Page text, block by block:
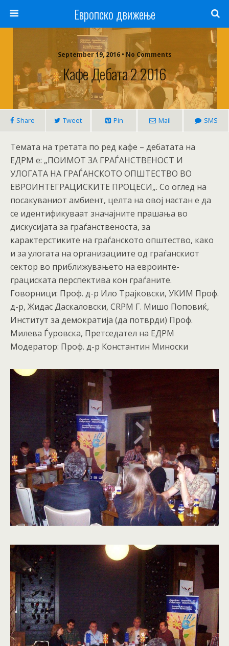
Европско движење
September 19, 2016 • No Comments
Кафе Дебата 2 2016
Share Tweet Pin Mail SMS
Темата на третата по ред кафе – дебатата на
ЕДРМ е: „ПОИМОТ ЗА ГРАЃАНСТВЕНОСТ И
УЛОГАТА НА ГРАЃАНСКОТО ОПШТЕСТВО ВО
ЕВРОИНТЕГРАЦИСКИТЕ ПРОЦЕСИ„. Со оглед на
посакуваниот амбиент, целта на овој настан е да
се идентификуваат значајните прашања во
дискусијата за граѓанственоста, за
карактерстиките на граѓанското општество, како
и за улогата на организациите од граѓанскиот
сектор во приближувањето на евроинте-
грациската перспектива кон граѓаните.
Говорници: Проф. д-р Ило Трајковски, УКИМ Проф.
д-р, Жидас Даскаловски, CRPM Г. Мишо Поповиќ,
Институт за демократија (да потврди) Проф.
Милева Ѓуровска, Претседател на ЕДРМ
Модератор: Проф. д-р Константин Миноски